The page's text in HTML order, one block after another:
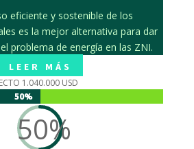
eficiente y sostenible de los
es la mejor alternativa para dar
problema de energía en las ZNI.
LEER MÁS
1.040.000 USD
50%
50%
50%